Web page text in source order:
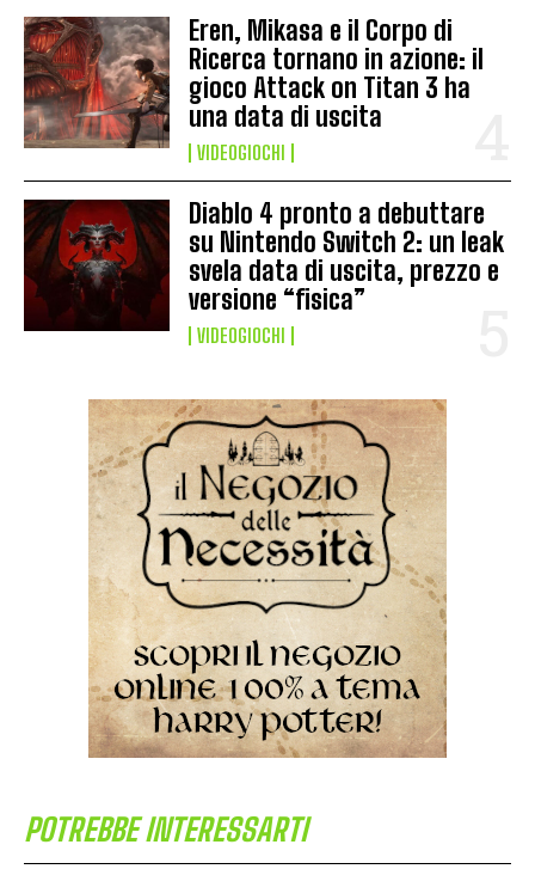
Eren, Mikasa e il Corpo di
Ricerca tornano in azione: il
gioco Attack on Titan 3 ha
una data di uscita
VIDEOGIOCHI
Diablo 4 pronto a debuttare
su Nintendo Switch 2: un leak
svela data di uscita, prezzo e
versione “fisica”
VIDEOGIOCHI
POTREBBE INTERESSARTI